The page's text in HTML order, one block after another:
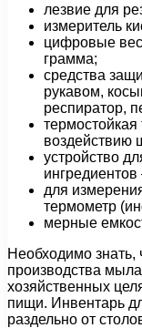
лезвие для
измеритель
цифровые
грамма;
средства
рукавом,
респиратор,
термостойкая
воздействию
устройство
для
термометр
мерные
Необходимо знать,
производства
хозяйственных
пищи. Инвентарь
раздельно от